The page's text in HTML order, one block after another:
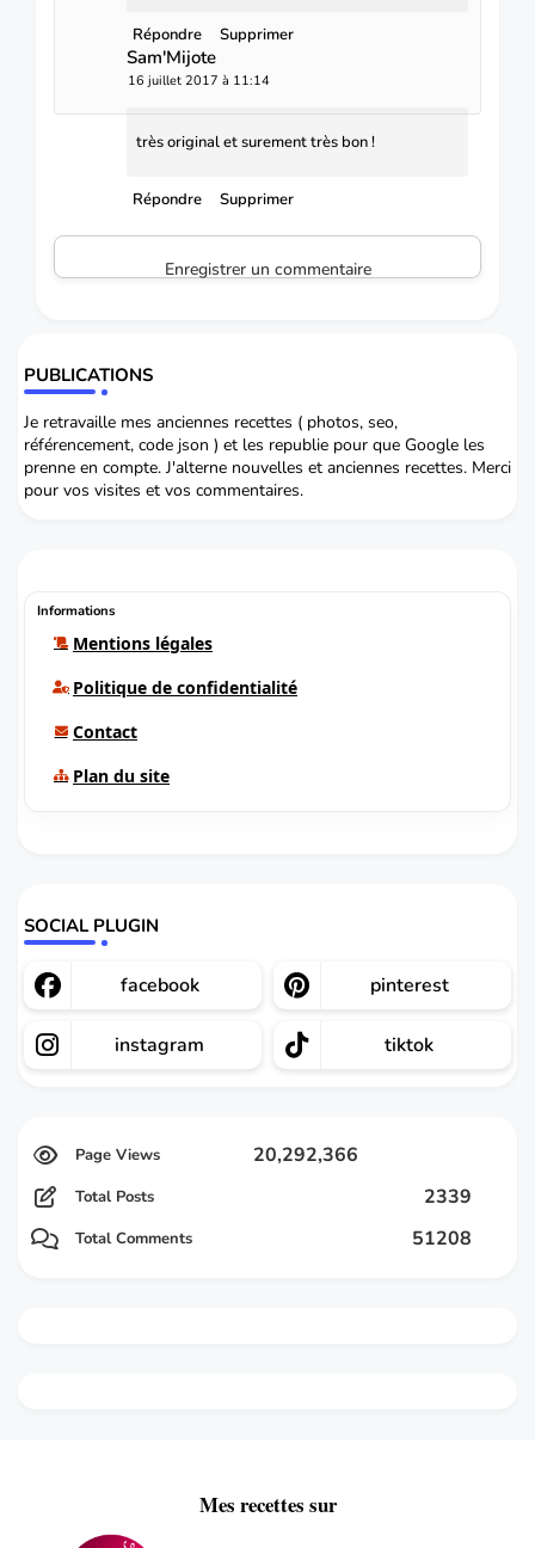
Répondre Supprimer
Sam'Mijote
16 juillet 2017 à 11:14
très original et surement très bon !
Répondre Supprimer
Enregistrer un commentaire
PUBLICATIONS
Je retravaille mes anciennes recettes ( photos, seo,
référencement, code json ) et les republie pour que Google les
prenne en compte. J'alterne nouvelles et anciennes recettes. Merci
pour vos visites et vos commentaires.
Informations
Mentions légales
Politique de confidentialité
Contact
Plan du site
SOCIAL PLUGIN
facebook pinterest
instagram tiktok
20,292,366
Total Posts 2339
Total Comments 51208
Mes recettes sur